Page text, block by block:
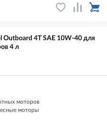
Outboard 4T SAE 10W-40 для
4 л
моторов
моторы